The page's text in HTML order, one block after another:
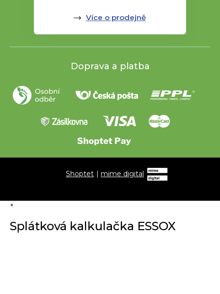
Více o prodejně
Doprava a platba
Shoptet |mime digital
×
Splátková kalkulačka ESSOX